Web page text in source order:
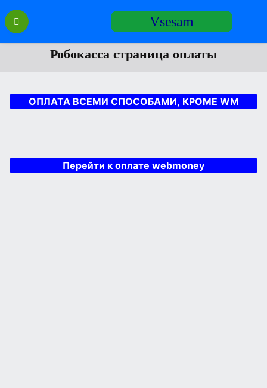
Перейти
содержанию
Vsesam
Робокасса страница оплаты